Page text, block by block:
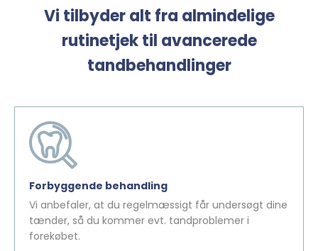
Vi tilbyder alt fra almindelige
rutinetjek til avancerede
tandbehandlinger
Forbyggende behandling
Vi anbefaler, at du regelmæssigt får undersøgt dine
tænder, så du kommer evt. tandproblemer i
forekøbet.